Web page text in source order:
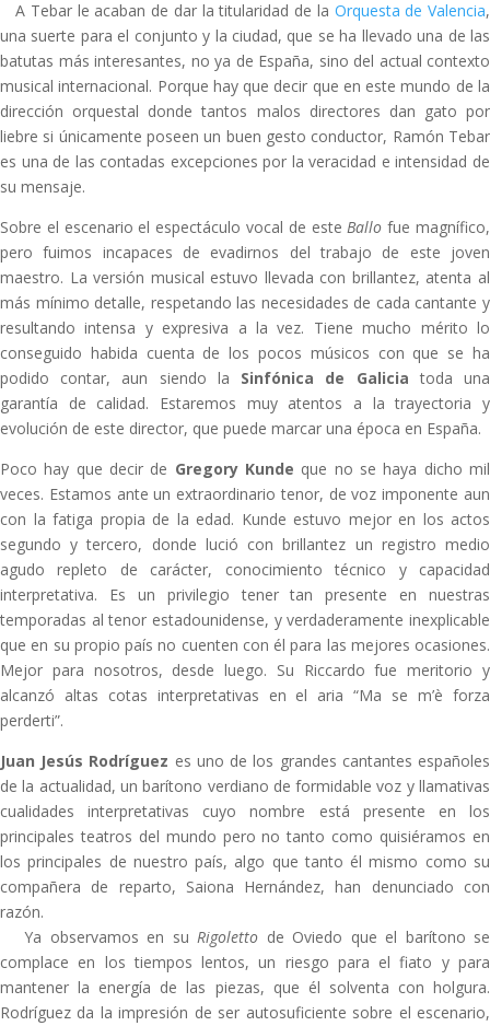
A Tebar le acaban de dar la titularidad de la Orquesta de Valencia,
una suerte para el conjunto y la ciudad, que se ha llevado una de las
batutas más interesantes, no ya de España, sino del actual contexto
musical internacional. Porque hay que decir que en este mundo de la
dirección orquestal donde tantos malos directores dan gato por
liebre si únicamente poseen un buen gesto conductor, Ramón Tebar
es una de las contadas excepciones por la veracidad e intensidad de
su mensaje.
Sobre el escenario el espectáculo vocal de esteBallo fue magnífico,
pero fuimos incapaces de evadirnos del trabajo de este joven
maestro. La versión musical estuvo llevada con brillantez, atenta al
más mínimo detalle, respetando las necesidades de cada cantante y
resultando intensa y expresiva a la vez. Tiene mucho mérito lo
conseguido habida cuenta de los pocos músicos con que se ha
podido contar, aun siendo la Sinfónica de Galicia toda una
garantía de calidad. Estaremos muy atentos a la trayectoria y
evolución de este director, que puede marcar una época en España.
Poco hay que decir de Gregory Kunde que no se haya dicho mil
veces. Estamos ante un extraordinario tenor, de voz imponente aun
con la fatiga propia de la edad. Kunde estuvo mejor en los actos
segundo y tercero, donde lució con brillantez un registro medio
agudo repleto de carácter, conocimiento técnico y capacidad
interpretativa. Es un privilegio tener tan presente en nuestras
temporadas al tenor estadounidense, y verdaderamente inexplicable
que en su propio país no cuenten con él para las mejores ocasiones.
Mejor para nosotros, desde luego. Su Riccardo fue meritorio y
alcanzó altas cotas interpretativas en el aria “Ma se m’è forza
perderti”.
Juan Jesús Rodríguez es uno de los grandes cantantes españoles
de la actualidad, un barítono verdiano de formidable voz y llamativas
cualidades interpretativas cuyo nombre está presente en los
principales teatros del mundo pero no tanto como quisiéramos en
los principales de nuestro país, algo que tanto él mismo como su
compañera de reparto, Saiona Hernández, han denunciado con
razón.
Ya observamos en suRigoletto de Oviedo que el barítono se
complace en los tiempos lentos, un riesgo para el fiato y para
mantener la energía de las piezas, que él solventa con holgura.
Rodríguez da la impresión de ser autosuficiente sobre el escenario,